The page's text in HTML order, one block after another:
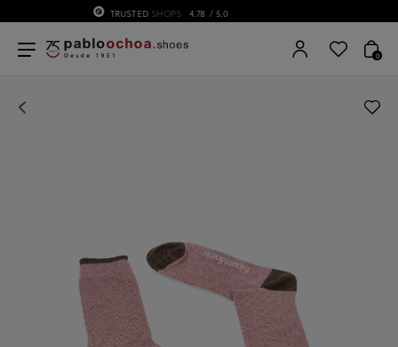
75 ANIVERSARIO | Desde 1951 pabloochoa.shoes
0